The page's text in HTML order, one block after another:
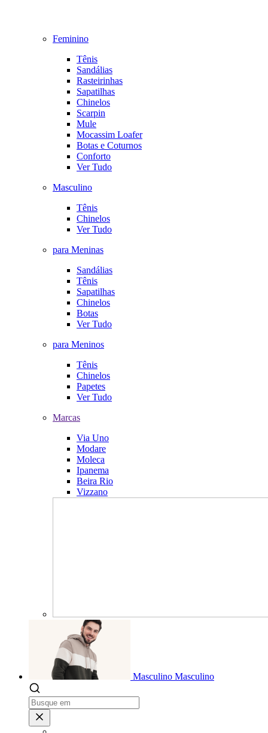
Feminino
Tênis
Sandálias
Rasteirinhas
Sapatilhas
Chinelos
Scarpin
Mule
Mocassim Loafer
Botas e Coturnos
Conforto
Ver Tudo
Masculino
Tênis
Chinelos
Ver Tudo
para Meninas
Sandálias
Tênis
Sapatilhas
Chinelos
Botas
Ver Tudo
para Meninos
Tênis
Chinelos
Papetes
Ver Tudo
Marcas
Via Uno
Modare
Moleca
Ipanema
Beira Rio
Vizzano
Masculino Masculino